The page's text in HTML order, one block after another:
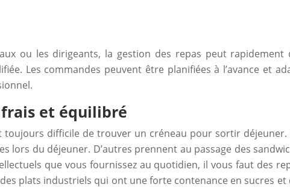
ou les dirigeants, la gestion des repas peut
Les commandes peuvent être planifiées à l’avance et
et équilibré
toujours difficile de trouver un créneau pour sortir
lors du déjeuner. D’autres prennent au passage des
que vous fournissez au quotidien, il vous faut des
plats industriels qui ont une forte contenance en sucres